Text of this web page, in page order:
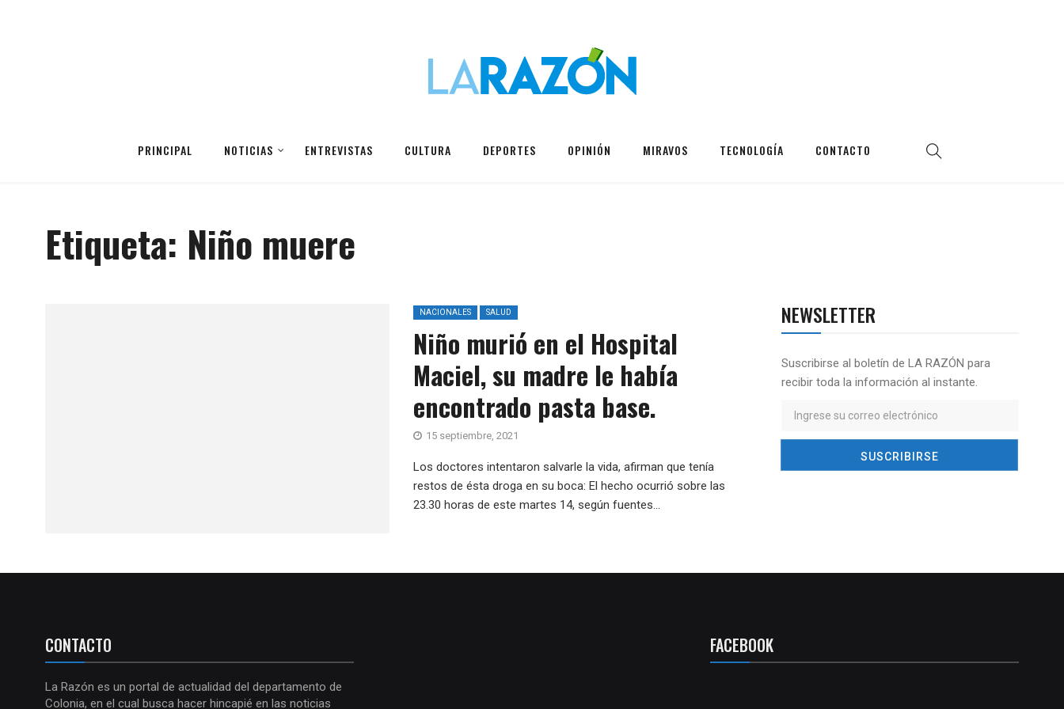
PRINCIPAL NOTICIAS ENTREVISTAS CULTURA DEPORTES OPINIÓN MIRAVOS TECNOLOGÍA CONTACTO
Etiqueta: Niño muere
NACIONALES SALUD
Niño murió en el Hospital
Maciel, su madre le había
encontrado pasta base.
15 septiembre, 2021
Los doctores intentaron salvarle la vida, afirman que tenía
restos de ésta droga en su boca: El hecho ocurrió sobre las
23.30 horas de este martes 14, según fuentes...
NEWSLETTER
Suscribirse al boletín de LA RAZÓN para
recibir toda la información al instante.
CONTACTO
La Razón es un portal de actualidad del departamento de
Colonia, en el cual busca hacer hincapié en las noticias
FACEBOOK